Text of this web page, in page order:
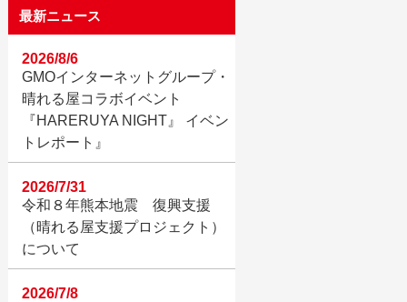
最新ニュース
GMOインターネットグループ・
晴れる屋コラボイベント
『HARERUYA NIGHT』 イベン
トレポート』
2026/8/6
令和８年熊本地震 復興支援
（晴れる屋支援プロジェクト）
について
2026/7/31
2026/7/8